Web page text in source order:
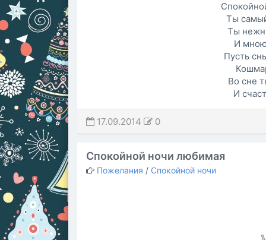
Ты
Ты
И
Пусть
Во сне
И
17.09.2014 0
Спокойной ночи любимая
Пожелания / Спокойной ночи